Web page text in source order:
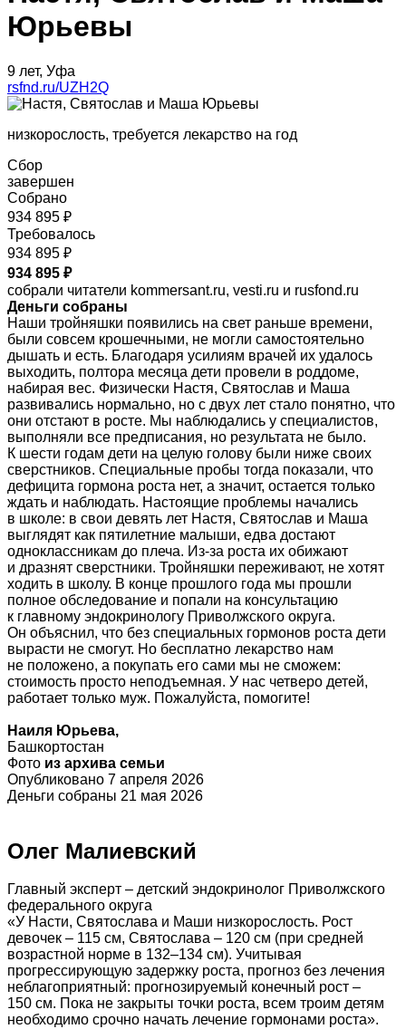
Юрьевы
9 лет, Уфа
rsfnd.ru/UZH2Q
низкорослость, требуется лекарство на год
Сбор
завершен
Собрано
934 895 ₽
Требовалось
934 895 ₽
934 895 ₽
собрали читатели kommersant.ru, vesti.ru и rusfond.ru
Деньги собраны
Наши тройняшки появились на свет раньше времени,
были совсем крошечными, не могли самостоятельно
дышать и есть. Благодаря усилиям врачей их удалось
выходить, полтора месяца дети провели в роддоме,
набирая вес. Физически Настя, Святослав и Маша
развивались нормально, но с двух лет стало понятно, что
они отстают в росте. Мы наблюдались у специалистов,
выполняли все предписания, но результата не было.
К шести годам дети на целую голову были ниже своих
сверстников. Специальные пробы тогда показали, что
дефицита гормона роста нет, а значит, остается только
ждать и наблюдать. Настоящие проблемы начались
в школе: в свои девять лет Настя, Святослав и Маша
выглядят как пятилетние малыши, едва достают
одноклассникам до плеча. Из-за роста их обижают
и дразнят сверстники. Тройняшки переживают, не хотят
ходить в школу. В конце прошлого года мы прошли
полное обследование и попали на консультацию
к главному эндокринологу Приволжского округа.
Он объяснил, что без специальных гормонов роста дети
вырасти не смогут. Но бесплатно лекарство нам
не положено, а покупать его сами мы не сможем:
стоимость просто неподъемная. У нас четверо детей,
работает только муж. Пожалуйста, помогите!
Наиля Юрьева,
Башкортостан
Фото из архива семьи
Опубликовано 7 апреля 2026
Деньги собраны 21 мая 2026
Олег Малиевский
Главный эксперт – детский эндокринолог Приволжского
федерального округа
«У Насти, Святослава и Маши низкорослость. Рост
девочек – 115 см, Святослава – 120 см (при средней
возрастной норме в 132–134 см). Учитывая
прогрессирующую задержку роста, прогноз без лечения
неблагоприятный: прогнозируемый конечный рост –
150 см. Пока не закрыты точки роста, всем троим детям
необходимо срочно начать лечение гормонами роста».